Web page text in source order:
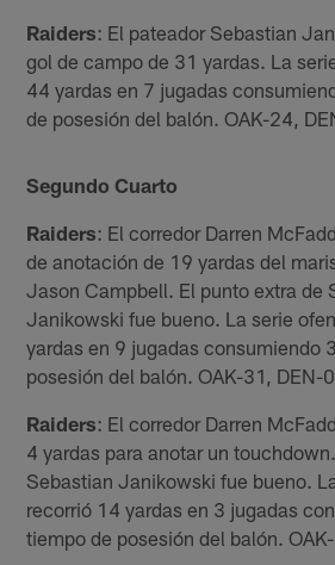
Raiders: El pateador Sebastian
gol de campo de 31 yardas. La
44 yardas en 7 jugadas
de posesión del balón. OAK-24,
Segundo Cuarto
Raiders: El corredor Darren
de anotación de 19 yardas del
Jason Campbell. El punto extra de
Janikowski fue bueno. La serie
yardas en 9 jugadas consumiendo
posesión del balón. OAK-31, DEN-0.
Raiders: El corredor Darren
4 yardas para anotar un
Sebastian Janikowski fue bueno.
recorrió 14 yardas en 3 jugadas
tiempo de posesión del balón.